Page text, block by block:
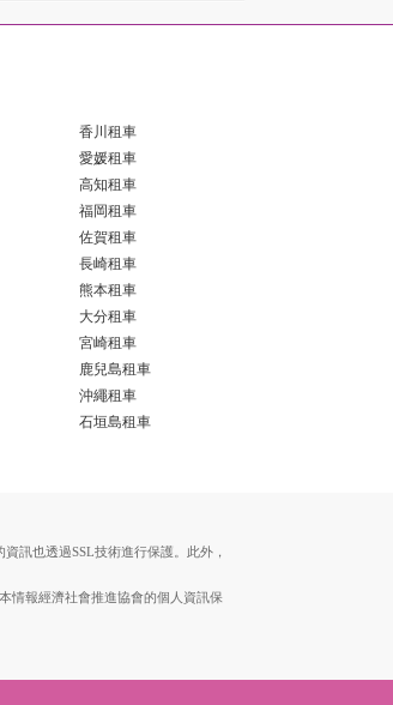
香川租車
愛媛租車
高知租車
福岡租車
佐賀租車
長崎租車
熊本租車
大分租車
宮崎租車
鹿兒島租車
沖繩租車
石垣島租車
訊也透過SSL技術進行保護。此外，
情報經濟社會推進協會的個人資訊保